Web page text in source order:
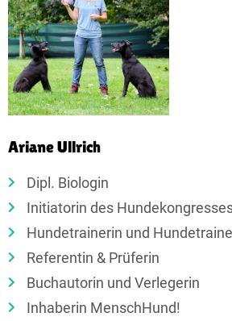
Ariane Ullrich
Dipl. Biologin
Initiatorin des
Hundetrainerin und
Referentin & Prüferin
Buchautorin und Verlegerin
Inhaberin MenschHund!